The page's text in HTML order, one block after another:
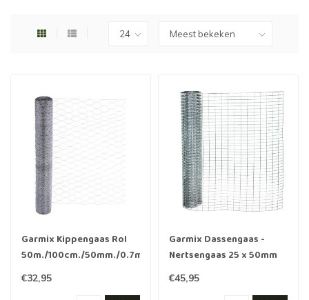
Garmix Kippengaas Rol
50m./100cm./50mm./0.7mm
€32,95
Garmix Dassengaas -
Nertsengaas 25 x 50mm
2.1mm 100cm x 5m
gegalvaniseerd
€45,95